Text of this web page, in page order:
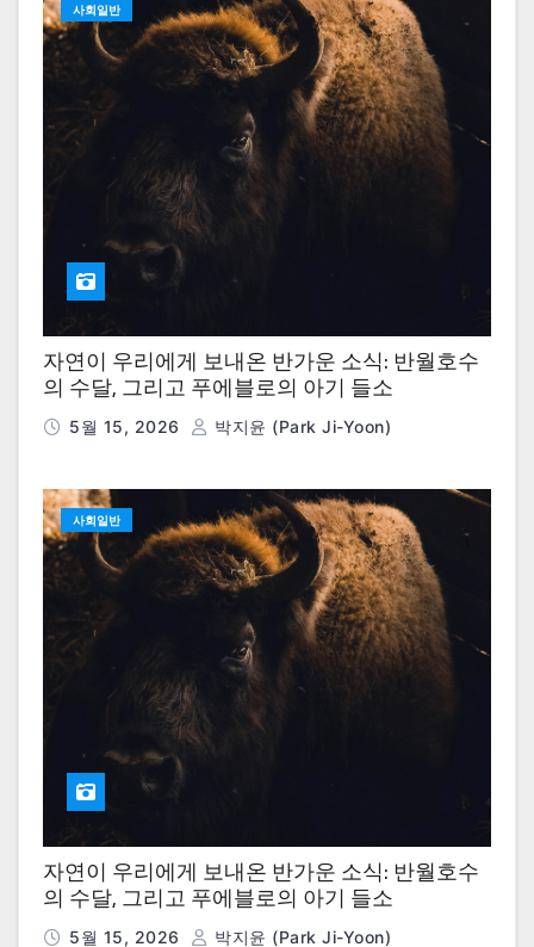
사회일반
자연이 우리에게 보내온 반가운 소식: 반월호수
의 수달, 그리고 푸에블로의 아기 들소
5월 15, 2026 박지윤 (Park Ji-Yoon)
사회일반
자연이 우리에게 보내온 반가운 소식: 반월호수
의 수달, 그리고 푸에블로의 아기 들소
5월 15, 2026 박지윤 (Park Ji-Yoon)